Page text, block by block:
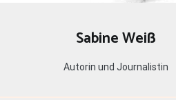
Sabine Weiß
Autorin und Journalistin